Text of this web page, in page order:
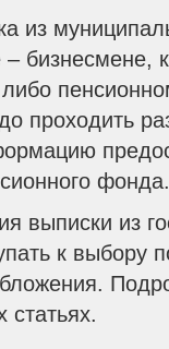
из
бизнесмене,
проходить
фонда.
выписки из
к выбору